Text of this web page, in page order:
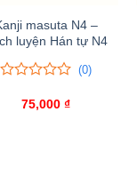
masuta N4 –
luyện Hán tự N4
trên
(0)
75,000₫